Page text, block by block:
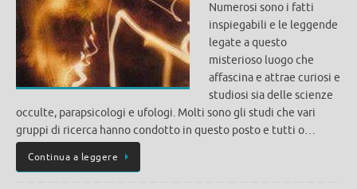
Numerosi sono i fatti
inspiegabili e le leggende
legate a questo
misterioso luogo che
affascina e attrae curiosi e
studiosi sia delle scienze
occulte, parapsicologi e ufologi. Molti sono gli studi che vari
gruppi di ricerca hanno condotto in questo posto e tutti o…
Continua a leggere